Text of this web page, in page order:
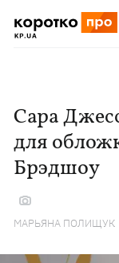
Сара
для
Брэдшоу
МАРЬЯНА ПОЛИЩУК